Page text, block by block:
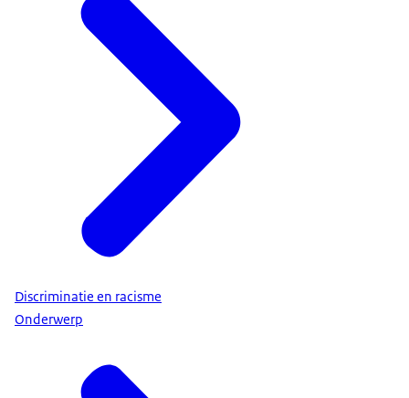
Discriminatie en racisme
Onderwerp